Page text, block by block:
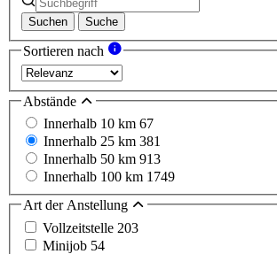
Suchen Suche
Sortieren nach
Abstände
Innerhalb 10 km 67
Innerhalb 25 km 381
Innerhalb 50 km 913
Innerhalb 100 km 1749
Art der Anstellung
Vollzeitstelle 203
Minijob 54